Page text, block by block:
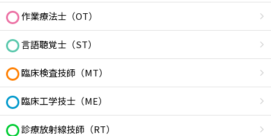
作業療法士（OT）
言語聴覚士（ST）
臨床検査技師（MT）
臨床工学技士（ME）
診療放射線技師（RT）